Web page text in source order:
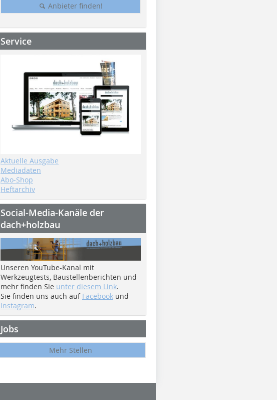
Anbieter finden!
Service
Aktuelle Ausgabe
Mediadaten
Abo-Shop
Heftarchiv
Social-Media-Kanäle der
dach+holzbau
Unseren YouTube-Kanal mit
Werkzeugtests, Baustellenberichten und
mehr finden Sie unter diesem Link.
Sie finden uns auch auf Facebook und
Instagram.
Jobs
Mehr Stellen